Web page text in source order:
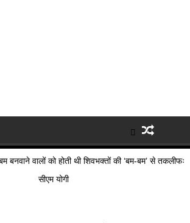
वालों को होती थी शिवभक्तों की ‘बम-बम’ से तकलीफः
सीएम योगी